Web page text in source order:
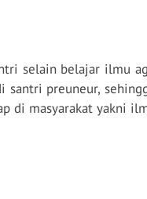
selain belajar ilmu
santri preuneur,
di masyarakat yakni